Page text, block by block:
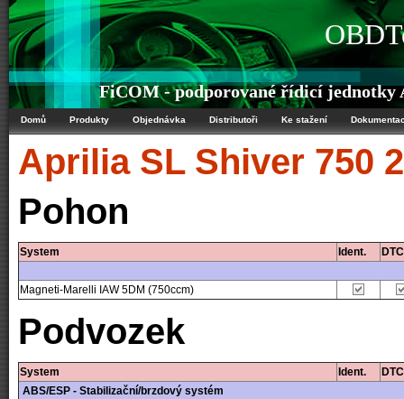
FiCOM - podporované řídicí jednotky
Domů Produkty Objednávka Distributoři Ke stažení
Aprilia SL Shiver 750
Pohon
System Ident. DTC
Magneti-Marelli IAW 5DM (750ccm)
Podvozek
System Ident.
DTC
ABS/ESP - Stabilizační/brzdový systém